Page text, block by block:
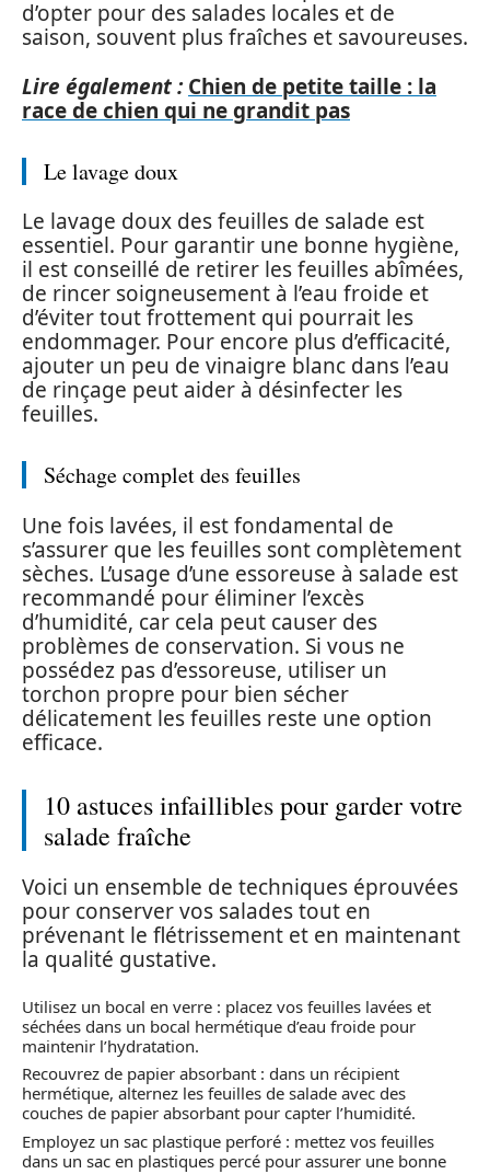
d’opter pour des salades locales et de
saison, souvent plus fraîches et savoureuses.
Lire également : Chien de petite taille : la
race de chien qui ne grandit pas
Le lavage doux
Le lavage doux des feuilles de salade est
essentiel. Pour garantir une bonne hygiène,
il est conseillé de retirer les feuilles abîmées,
de rincer soigneusement à l’eau froide et
d’éviter tout frottement qui pourrait les
endommager. Pour encore plus d’efficacité,
ajouter un peu de vinaigre blanc dans l’eau
de rinçage peut aider à désinfecter les
feuilles.
Séchage complet des feuilles
Une fois lavées, il est fondamental de
s’assurer que les feuilles sont complètement
sèches. L’usage d’une essoreuse à salade est
recommandé pour éliminer l’excès
d’humidité, car cela peut causer des
problèmes de conservation. Si vous ne
possédez pas d’essoreuse, utiliser un
torchon propre pour bien sécher
délicatement les feuilles reste une option
efficace.
10 astuces infaillibles pour garder votre
salade fraîche
Voici un ensemble de techniques éprouvées
pour conserver vos salades tout en
prévenant le flétrissement et en maintenant
la qualité gustative.
Utilisez un bocal en verre : placez vos feuilles lavées et
séchées dans un bocal hermétique d’eau froide pour
maintenir l’hydratation.
Recouvrez de papier absorbant : dans un récipient
hermétique, alternez les feuilles de salade avec des
couches de papier absorbant pour capter l’humidité.
Employez un sac plastique perforé : mettez vos feuilles
dans un sac en plastiques percé pour assurer une bonne